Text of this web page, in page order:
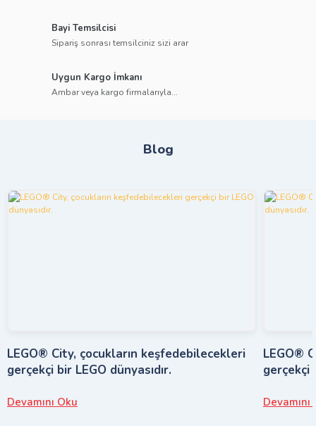
Bayi Temsilcisi
Sipariş sonrası temsilciniz sizi arar
Uygun Kargo İmkanı
Ambar veya kargo firmalarıyla...
Blog
LEGO® City, çocukların keşfedebilecekleri
gerçekçi bir LEGO dünyasıdır.
Devamını Oku
LEGO®
gerçekçi
Devamını